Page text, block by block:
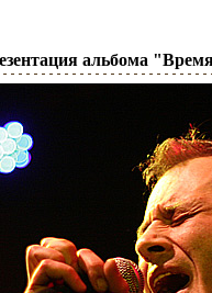
альбома